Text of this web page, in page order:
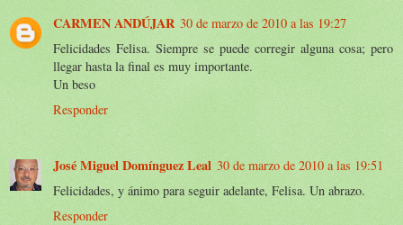
CARMEN ANDÚJAR 30 de marzo de 2010 a las 19:27
Felicidades Felisa. Siempre se puede corregir alguna cosa; pero
llegar hasta la final es muy importante.
Un beso
Responder
José Miguel Domínguez Leal 30 de marzo de 2010 a las 19:51
Felicidades, y ánimo para seguir adelante, Felisa. Un abrazo.
Responder